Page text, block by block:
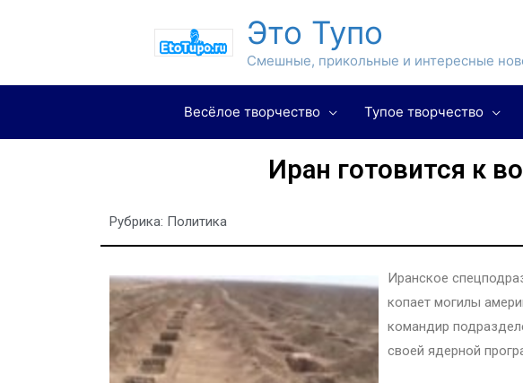
Это Тупо
Смешные, прикольные и интересные
Весёлое творчество Тупое творчество
Иран готовится к
Рубрика: Политика
Иранское
копает могилы
командир
своей ядерной